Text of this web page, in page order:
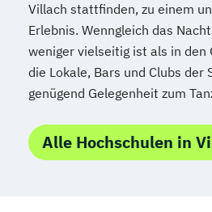
Villach stattfinden, zu einem
Erlebnis. Wenngleich das
weniger vielseitig ist als in
die Lokale, Bars und Clubs der
genügend Gelegenheit zum
Alle Hochschulen in